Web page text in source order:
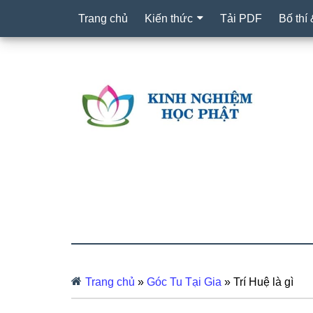
Trang chủ Kiến thức Tải PDF Bố thí
Trang chủ » Góc Tu Tại Gia » Trí Huệ là gì